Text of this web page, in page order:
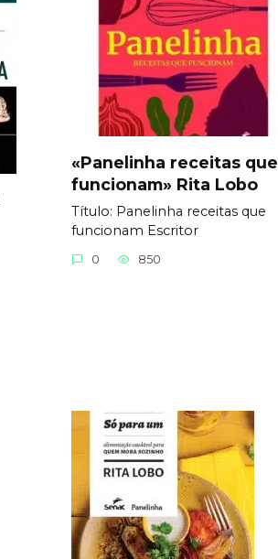
«Panelinha receitas que
funcionam» Rita Lobo
Título: Panelinha receitas que
funcionam Еscritor
0 850